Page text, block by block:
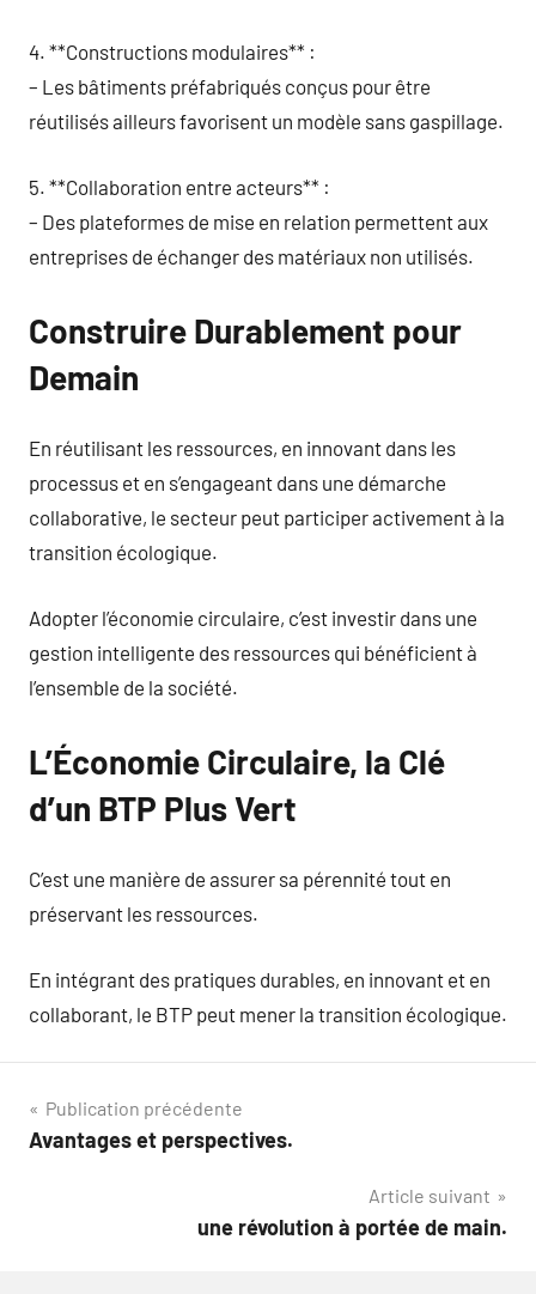
4. **Constructions modulaires** :
– Les bâtiments préfabriqués conçus pour être
réutilisés ailleurs favorisent un modèle sans gaspillage.
5. **Collaboration entre acteurs** :
– Des plateformes de mise en relation permettent aux
entreprises de échanger des matériaux non utilisés.
Construire Durablement pour
Demain
En réutilisant les ressources, en innovant dans les
processus et en s’engageant dans une démarche
collaborative, le secteur peut participer activement à la
transition écologique.
Adopter l’économie circulaire, c’est investir dans une
gestion intelligente des ressources qui bénéficient à
l’ensemble de la société.
L’Économie Circulaire, la Clé
d’un BTP Plus Vert
C’est une manière de assurer sa pérennité tout en
préservant les ressources.
En intégrant des pratiques durables, en innovant et en
collaborant, le BTP peut mener la transition écologique.
Navigation
de
Publication précédente
Avantages et perspectives.
Article suivant
une révolution à portée de main.